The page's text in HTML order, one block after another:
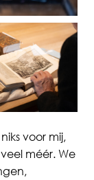
voor mij,
méér. We